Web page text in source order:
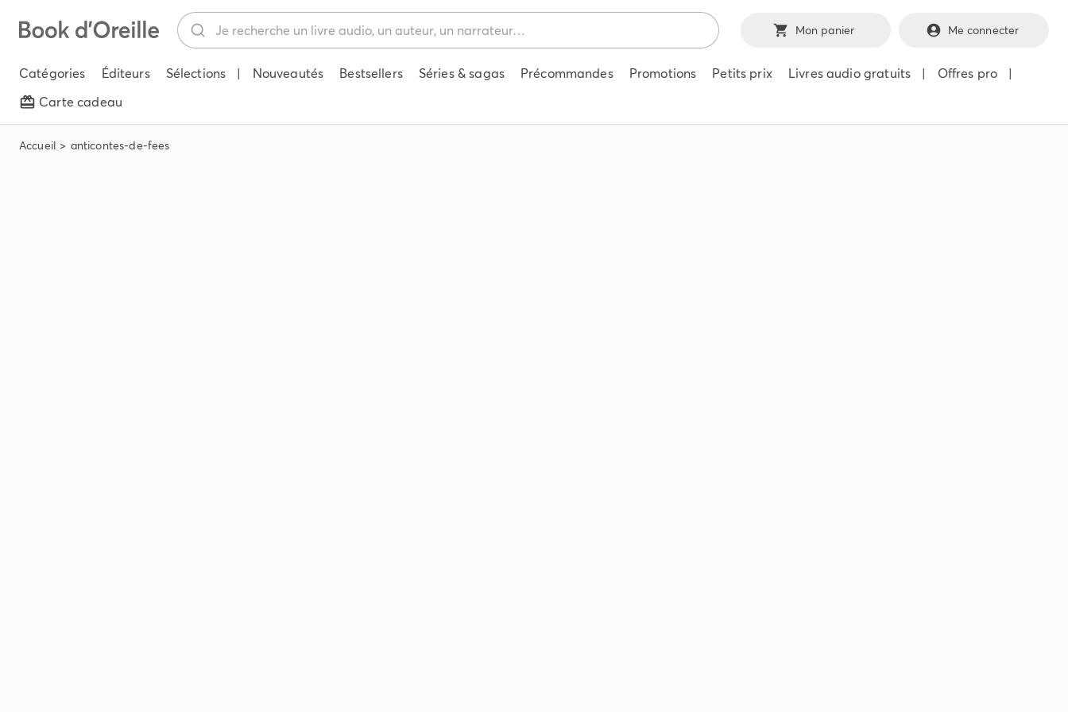
Mon panier Me connecter
Catégories Éditeurs Sélections | Nouveautés Bestsellers Séries & sagas Précommandes Promotions Petits prix Livres audio gratuits | Offres pro
|
Carte cadeau
Accueil anticontes-de-fees